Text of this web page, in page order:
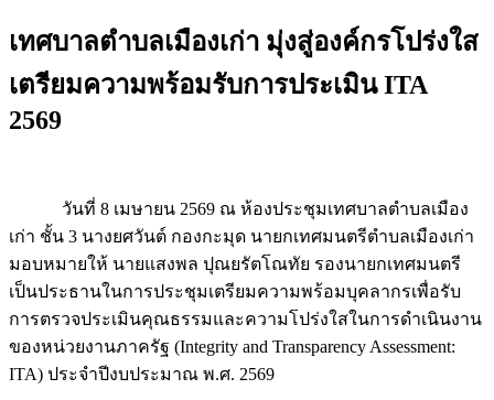
เทศบาลตำบลเมืองเก่า มุ่งสู่องค์กรโปร่งใส
เตรียมความพร้อมรับการประเมิน ITA
2569
วันที่ 8 เมษายน 2569 ณ ห้องประชุมเทศบาลตำบลเมือง
เก่า ชั้น 3 นางยศวันต์ กองกะมุด นายกเทศมนตรีตำบลเมืองเก่า
มอบหมายให้ นายแสงพล ปุณยรัตโณทัย รองนายกเทศมนตรี
เป็นประธานในการประชุมเตรียมความพร้อมบุคลากรเพื่อรับ
การตรวจประเมินคุณธรรมและความโปร่งใสในการดำเนินงาน
ของหน่วยงานภาครัฐ (Integrity and Transparency Assessment:
ITA) ประจำปีงบประมาณ พ.ศ. 2569